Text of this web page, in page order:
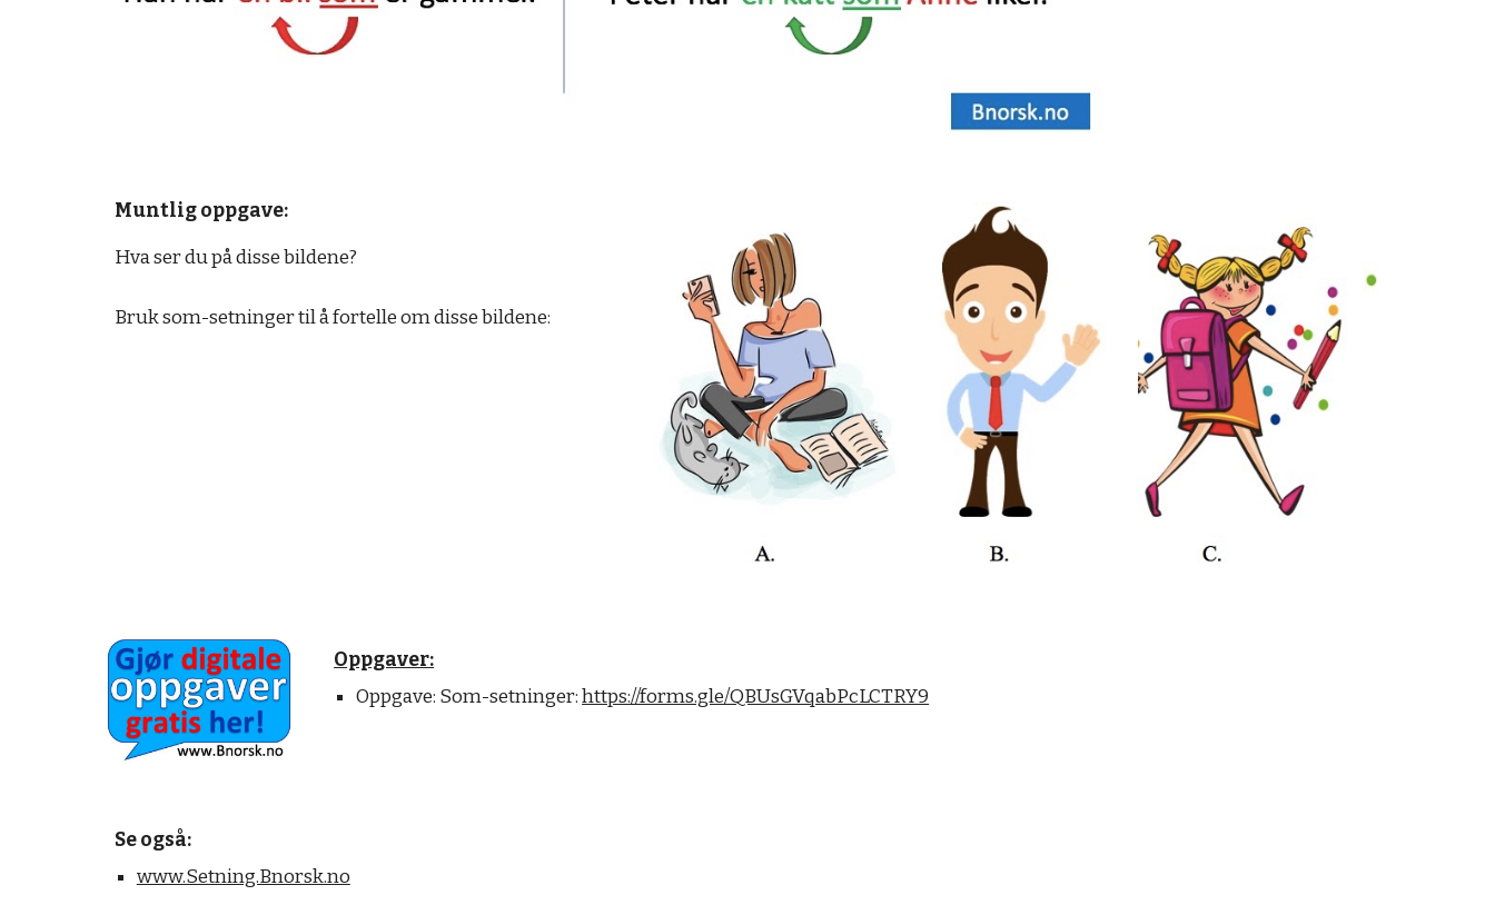
Muntlig oppgave:
Hva ser du på disse bildene?
Bruk som-setninger til å fortelle om disse bildene:
Oppgaver:
Oppgave: Som-setninger: https://forms.gle/QBUsGVqabPcLCTRY9
Se også:
www.Setning.Bnorsk.no